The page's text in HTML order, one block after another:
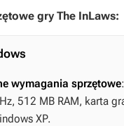
gry The InLaws:
wymagania sprzętowe:
512 MB RAM, karta
XP.